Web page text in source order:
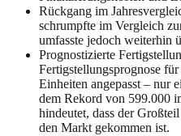
Rückgang im
schrumpfte im Vergleich
umfasste jedoch weiterhin
Prognostizierte
Fertigstellungsprognose
Einheiten angepasst – nur
dem Rekord von 599.000
hindeutet, dass der
den Markt gekommen ist.